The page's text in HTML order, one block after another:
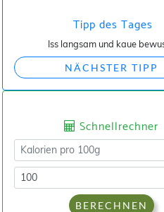
Tipp des Tages
Iss langsam und kaue
NÄCHSTER TIPP
Schnellrechner
BERECHNEN